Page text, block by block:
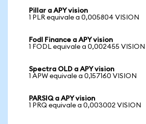
Pillar a APY vision
1 PLR equivale a 0,005804 VISION
Fodl Finance a APY vision
1 FODL equivale a 0,002455 VISION
Spectra OLD a APY vision
1 APW equivale a 0,157160 VISION
PARSIQ a APY vision
1 PRQ equivale a 0,003002 VISION